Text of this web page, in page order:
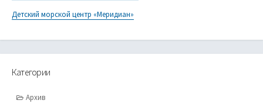
Детский морской центр «Меридиан»
Категории
Архив